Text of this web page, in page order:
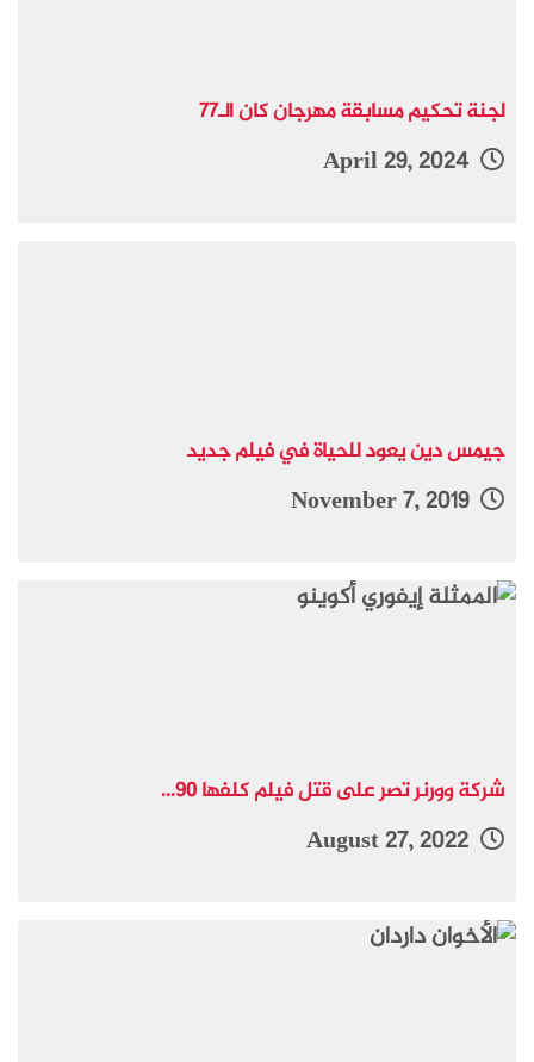
لجنة تحكيم مسابقة مهرجان كان الـ77
جيمس دين يعود للحياة في فيلم جديد
November 7, 2019
شركة وورنر تصر على قتل فيلم كلفها 90...